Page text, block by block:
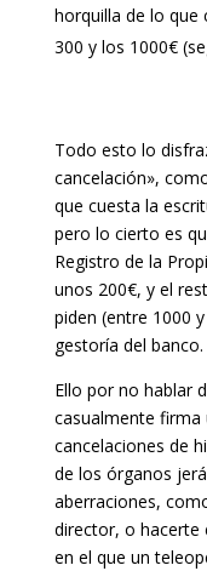
horquilla de lo que
300 y los 1000€
Todo esto lo
cancelación»,
que cuesta la
pero lo cierto es
Registro de la
unos 200€, y el
piden (entre 1000
gestoría del banco.
Ello por no hablar
casualmente
cancelaciones de
de los órganos
aberraciones,
director, o hacerte
en el que un